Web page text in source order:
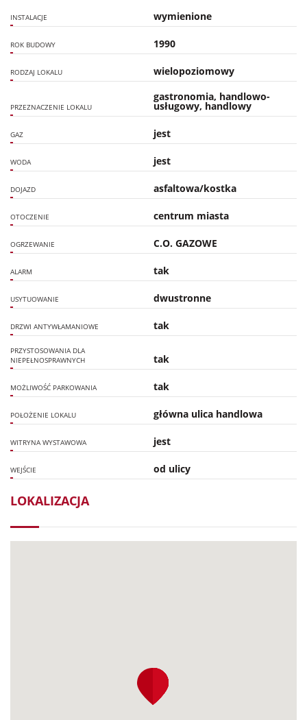
INSTALACJE wymienione
ROK BUDOWY 1990
RODZAJ LOKALU wielopoziomowy
PRZEZNACZENIE LOKALU
gastronomia, handlowo-
usługowy, handlowy
GAZ jest
WODA jest
DOJAZD asfaltowa/kostka
OTOCZENIE centrum miasta
OGRZEWANIE C.O. GAZOWE
ALARM tak
USYTUOWANIE dwustronne
DRZWI ANTYWŁAMANIOWE tak
PRZYSTOSOWANIA DLA
NIEPEŁNOSPRAWNYCH
tak
MOŻLIWOŚĆ PARKOWANIA tak
POŁOŻENIE LOKALU główna ulica handlowa
WITRYNA WYSTAWOWA jest
WEJŚCIE od ulicy
LOKALIZACJA